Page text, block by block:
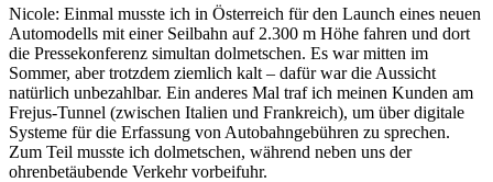
Nicole: Einmal musste ich in Österreich für den Launch eines neuen
Automodells mit einer Seilbahn auf 2.300 m Höhe fahren und dort
die Pressekonferenz simultan dolmetschen. Es war mitten im
Sommer, aber trotzdem ziemlich kalt – dafür war die Aussicht
natürlich unbezahlbar. Ein anderes Mal traf ich meinen Kunden am
Frejus-Tunnel (zwischen Italien und Frankreich), um über digitale
Systeme für die Erfassung von Autobahngebühren zu sprechen.
Zum Teil musste ich dolmetschen, während neben uns der
ohrenbetäubende Verkehr vorbeifuhr.